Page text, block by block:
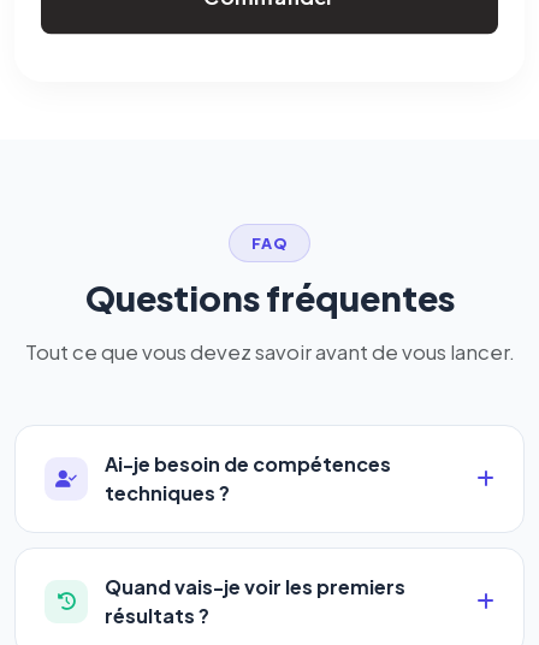
FAQ
Questions fréquentes
Tout ce que vous devez savoir avant de vous lancer.
Ai-je besoin de compétences
techniques ?
Absolument pas. Notre logiciel a été conçu pour
être accessible àtous les profils: artisans,
commerçants, auto-entrepreneurs, PME ou
Quand vais-je voir les premiers
résultats ?